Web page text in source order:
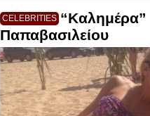
CELEBRITIES “Καλημέρα”
Παπαβασιλείου